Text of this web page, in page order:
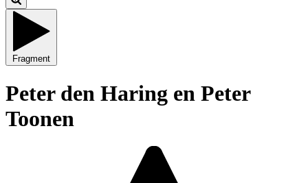
Fragment
Peter den Haring en Peter
Toonen